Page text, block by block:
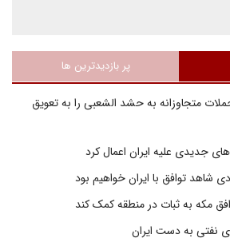
پر بازدیدترین ها
متجاوزانه به حشد الشعبی را به تعویق
جدیدی علیه ایران اعمال کرد
توافق با ایران خواهیم بود
مکه به ثبات در منطقه کمک کند